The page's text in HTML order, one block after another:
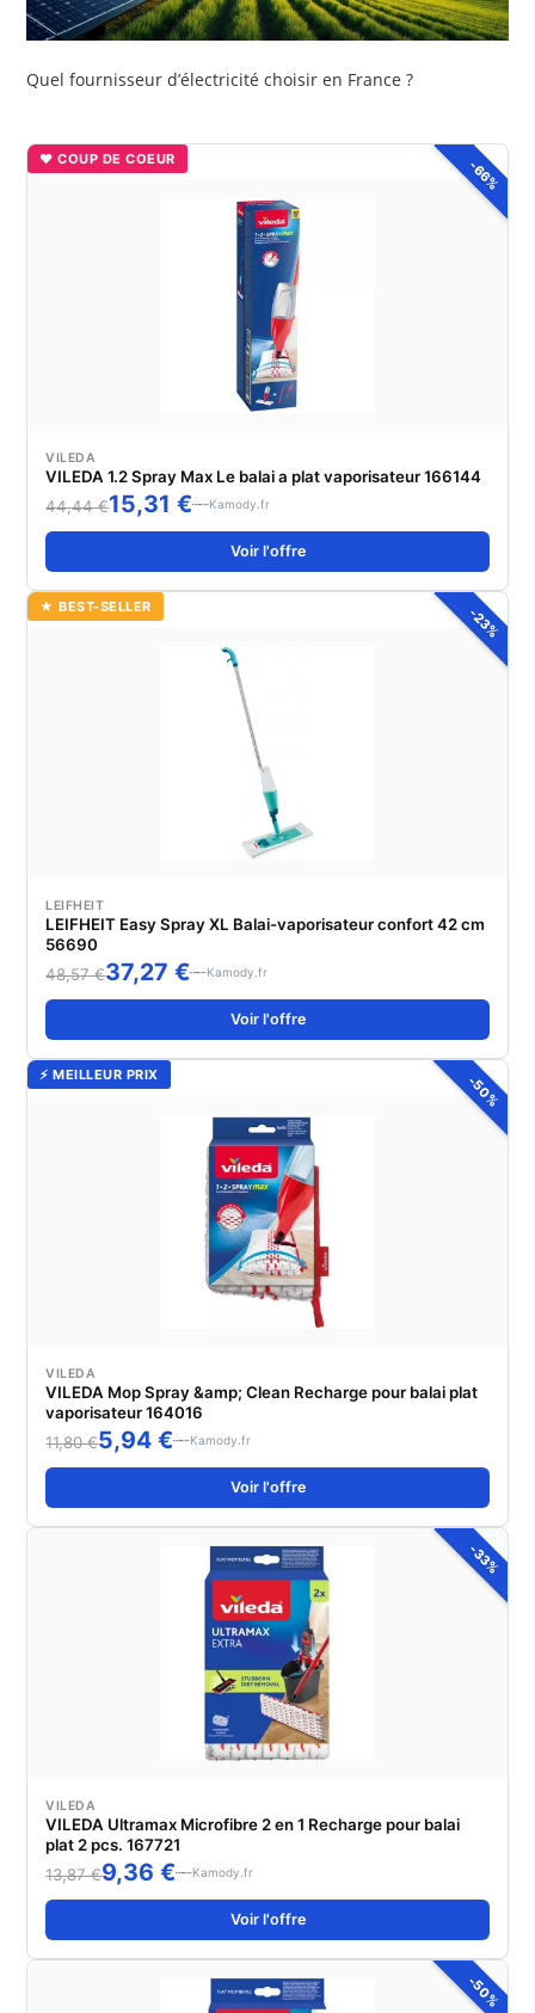
Quel fournisseur d’électricité choisir en France ?
-66%
♥ COUP DE COEUR
VILEDA
VILEDA 1.2 Spray Max Le balai a plat vaporisateur 166144
44,44 €15,31 € Kamody.fr
Voir l'offre
-23%
★ BEST-SELLER
LEIFHEIT
LEIFHEIT Easy Spray XL Balai-vaporisateur confort 42 cm
56690
48,57 €37,27 € Kamody.fr
Voir l'offre
-50%
⚡ MEILLEUR PRIX
VILEDA
VILEDA Mop Spray &amp; Clean Recharge pour balai plat
vaporisateur 164016
11,80 €5,94 € Kamody.fr
Voir l'offre
-33%
VILEDA
VILEDA Ultramax Microfibre 2 en 1 Recharge pour balai
plat 2 pcs. 167721
13,87 €9,36 € Kamody.fr
Voir l'offre
-50%